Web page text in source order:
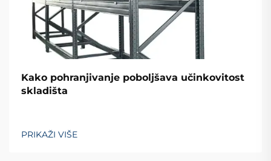
Kako pohranjivanje poboljšava učinkovitost
skladišta
PRIKAŽI VIŠE